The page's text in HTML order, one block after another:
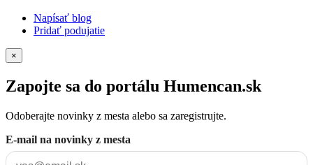
Napísať blog
Pridať podujatie
×
Zapojte sa do portálu Humencan.sk
Odoberajte novinky z mesta alebo sa zaregistrujte.
E-mail na novinky z mesta